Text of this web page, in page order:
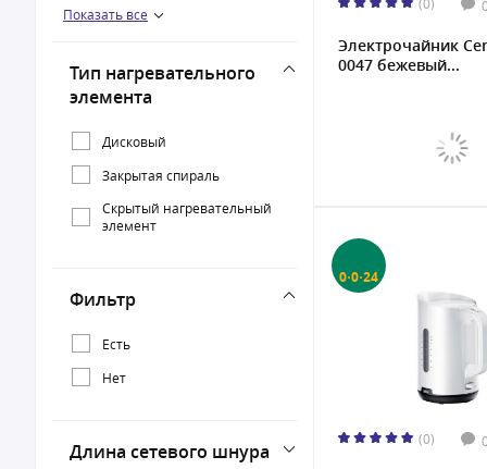
2200 Вт
Показать все
Тип нагревательного
элемента
Дисковый
Закрытая спираль
Скрытый нагревательный
элемент
Фильтр
Есть
Нет
Длина сетевого шнура
0
Электрочайник
0047 бежевый...
0·0·24
(0) 0